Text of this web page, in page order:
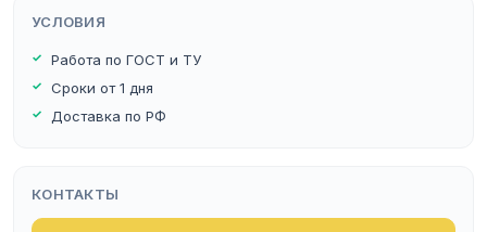
УСЛОВИЯ
Работа по ГОСТ и ТУ
Сроки от 1 дня
Доставка по РФ
КОНТАКТЫ